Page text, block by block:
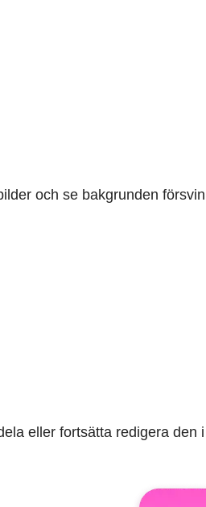
och se bakgrunden
eller fortsätta redigera den